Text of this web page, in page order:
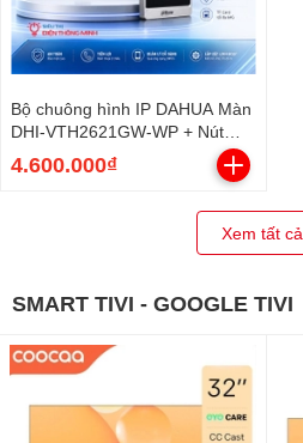
Bộ chuông hình IP DAHUA Màn
DHI-VTH2621GW-WP + Nút
DHI-VTO2211G-WP
4.600.000₫
Xem tất cả
SMART TIVI - GOOGLE TIVI